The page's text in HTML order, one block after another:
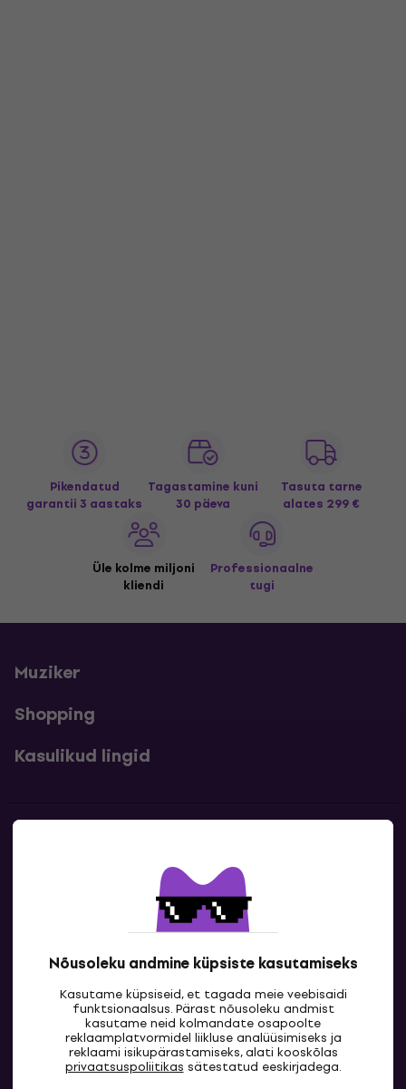
Nõusoleku andmine küpsiste kasutamiseks
Kasutame küpsiseid, et tagada meie veebisaidi
funktsionaalsus. Pärast nõusoleku andmist
kasutame neid kolmandate osapoolte
reklaamplatvormidel liikluse analüüsimiseks ja
reklaami isikupärastamiseks, alati kooskõlas
privaatsuspoliitikas sätestatud eeskirjadega.
Pikendatud
garantii 3 aastaks
Tagastamine kuni
30 päeva
Tasuta tarne
alates 299 €
Üle kolme miljoni
kliendi
Professionaalne
tugi
Muziker
Shopping
Kasulikud lingid
Kontaktandmed
EE